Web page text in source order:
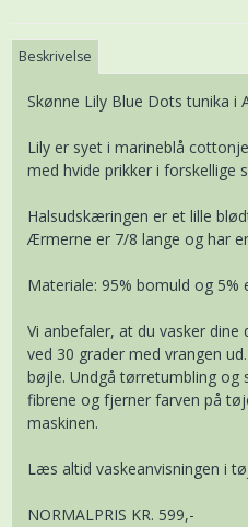
Beskrivelse
Skønne Lily Blue Dots tunika i
Lily er syet i marineblå
med hvide prikker i forskellige
Halsudskæringen er et lille
Ærmerne er 7/8 lange og har
Materiale: 95% bomuld og 5%
Vi anbefaler, at du vasker dine
ved 30 grader med vrangen
bøjle. Undgå tørretumbling og
fibrene og fjerner farven på
maskinen.
Læs altid vaskeanvisningen i
NORMALPRIS KR. 599,-